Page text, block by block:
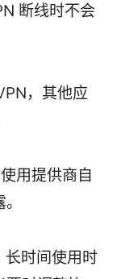
断线时不会
，其他应
用提供商自
长时间使用时